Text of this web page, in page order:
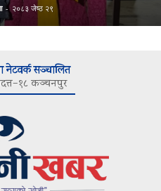
- २०८३ जेष्ठ २९
नेटवर्क सञ्चालित
कञ्चनपुर